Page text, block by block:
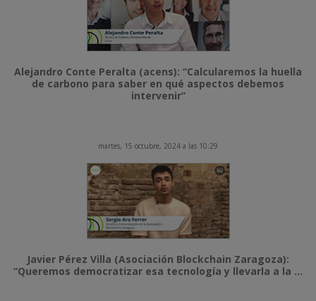
Alejandro Conte Peralta (acens): “Calcularemos la huella
de carbono para saber en qué aspectos debemos
intervenir”
martes, 15 octubre, 2024 a las 10:29
Javier Pérez Villa (Asociación Blockchain Zaragoza):
“Queremos democratizar esa tecnología y llevarla a la ...